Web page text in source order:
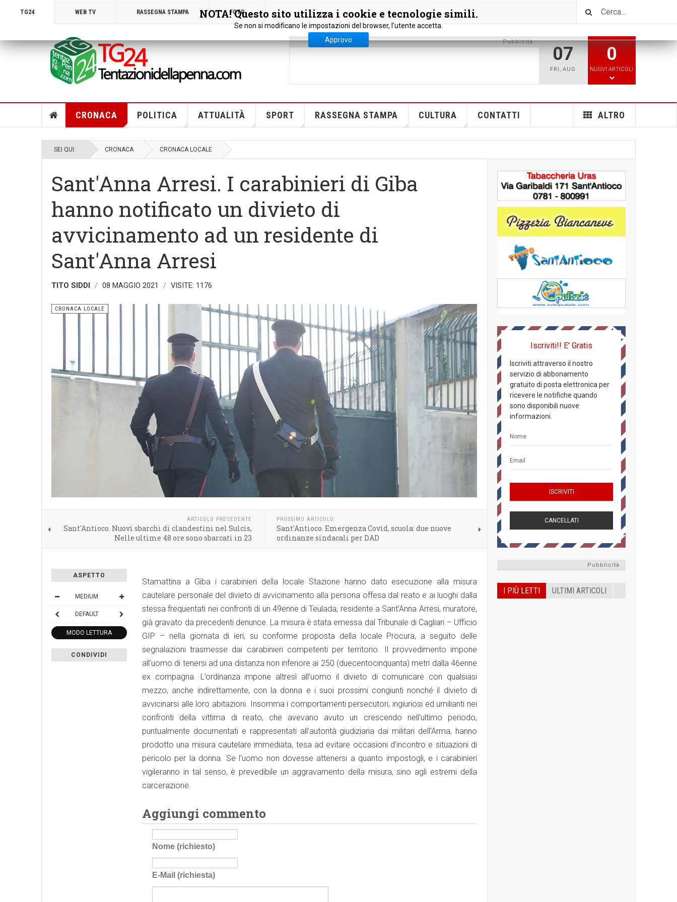
TG24 WEB TV RASSEGNA STAMPA FOTO
NOTA! Questo sito utilizza i cookie e tecnologie simili.
Se non si modificano le impostazioni del browser, l'utente accetta.
Approvo
Pubbicità
07
FRI ,AUG
0
NUOVI ARTICOLI
CRONACA POLITICA ATTUALITÀ SPORT RASSEGNA STAMPA CULTURA CONTATTI ALTRO
SEI QUI: CRONACA CRONACA LOCALE
Sant'Anna Arresi. I carabinieri di Giba
hanno notificato un divieto di
avvicinamento ad un residente di
Sant'Anna Arresi
TITO SIDDI 08 MAGGIO 2021 VISITE: 1176
CRONACA LOCALE
ARTICOLO PRECEDENTE
Sant'Antioco. Nuovi sbarchi di clandestini nel Sulcis,
Nelle ultime 48 ore sono sbarcati in 23
PROSSIMO ARTICOLO
Sant'Antioco. Emergenza Covid, scuola: due nuove
ordinanze sindacali per DAD
ASPETTO
MEDIUM
DEFAULT
MODO LETTURA
CONDIVIDI
Stamattina a Giba i carabinieri della locale Stazione hanno dato esecuzione alla misura
cautelare personale del divieto di avvicinamento alla persona offesa dal reato e ai luoghi dalla
stessa frequentati nei confronti di un 49enne di Teulada, residente a Sant’Anna Arresi, muratore,
già gravato da precedenti denunce. La misura è stata emessa dal Tribunale di Cagliari – Ufficio
GIP – nella giornata di ieri, su conforme proposta della locale Procura, a seguito delle
segnalazioni trasmesse dai carabinieri competenti per territorio. Il provvedimento impone
all’uomo di tenersi ad una distanza non inferiore ai 250 (duecentocinquanta) metri dalla 46enne
ex compagna. L’ordinanza impone altresì all’uomo il divieto di comunicare con qualsiasi
mezzo, anche indirettamente, con la donna e i suoi prossimi congiunti nonché il divieto di
avvicinarsi alle loro abitazioni. Insomma i comportamenti persecutori, ingiuriosi ed umilianti nei
confronti della vittima di reato, che avevano avuto un crescendo nell’ultimo periodo,
puntualmente documentati e rappresentati all’autorità giudiziaria dai militari dell’Arma, hanno
prodotto una misura cautelare immediata, tesa ad evitare occasioni d’incontro e situazioni di
pericolo per la donna. Se l’uomo non dovesse attenersi a quanto impostogli, e i carabinieri
vigileranno in tal senso, è prevedibile un aggravamento della misura, sino agli estremi della
carcerazione.
Aggiungi commento
Nome (richiesto)
E-Mail (richiesta)
Iscriviti!! E' Gratis
Iscriviti attraverso il nostro
servizio di abbonamento
gratuito di posta elettronica per
ricevere le notifiche quando
sono disponibili nuove
informazioni.
Pubblicità
I PIÙ LETTI ULTIMI ARTICOLI